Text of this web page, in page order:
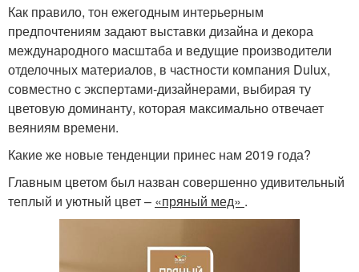
Как правило, тон ежегодным интерьерным
предпочтениям задают выставки дизайна и декора
международного масштаба и ведущие производители
отделочных материалов, в частности компания Dulux,
совместно с экспертами-дизайнерами, выбирая ту
цветовую доминанту, которая максимально отвечает
веяниям времени.
Какие же новые тенденции принес нам 2019 года?
Главным цветом был назван совершенно удивительный
теплый и уютный цвет – «пряный мед» .